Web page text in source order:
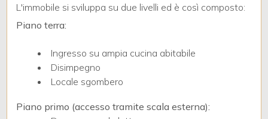
L'immobile si sviluppa su due livelli ed è così composto:
Piano terra:
Ingresso su ampia cucina abitabile
Disimpegno
Locale sgombero
Piano primo (accesso tramite scala esterna):
1